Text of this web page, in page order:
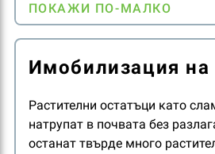
загуба на азот. Почвеното
карбамид без инкорпориране
амоняка. Хидролизата на
следователно карбамидът е
загуби от изпаряване.
ПОКАЖИ ПО-МАЛКО
Имобилизация на
Растителни остатъци като
натрупат в почвата без
останат твърде много